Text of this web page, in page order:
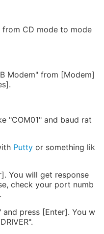
CD mode to mode
Modem" from [Modem]
"COM01" and baud rat
Putty or something lik
You will get response
check your port numb
and press [Enter]. You w